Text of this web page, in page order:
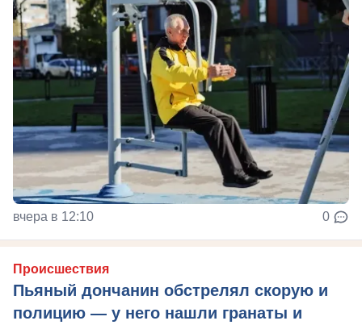
вчера в 12:10 0
Происшествия
Пьяный дончанин обстрелял скорую и
полицию — у него нашли гранаты и